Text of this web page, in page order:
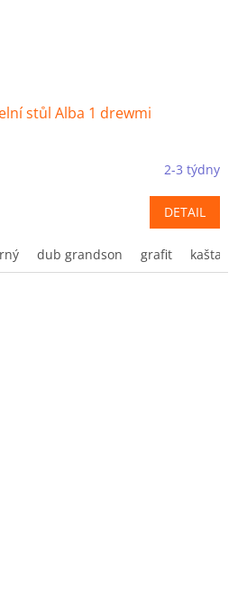
stůl Alba 1 drewmi
2-3 týdny
DETAIL
dub grandson grafit kaštan